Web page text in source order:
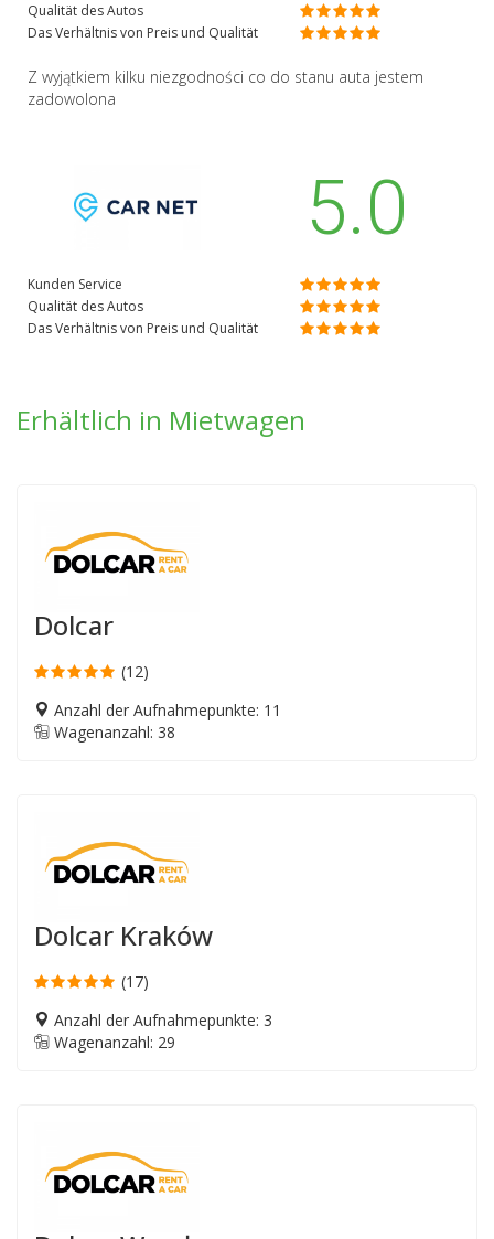
Qualität des Autos
Das Verhältnis von Preis und Qualität
Z wyjątkiem kilku niezgodności co do stanu auta jestem
zadowolona
5.0
Kunden Service
Qualität des Autos
Das Verhältnis von Preis und Qualität
Erhältlich in Mietwagen
Dolcar
(12)
Anzahl der Aufnahmepunkte: 11
Wagenanzahl: 38
Dolcar Kraków
(17)
Anzahl der Aufnahmepunkte: 3
Wagenanzahl: 29